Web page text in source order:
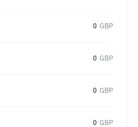
0 GBP
0 GBP
0 GBP
0 GBP